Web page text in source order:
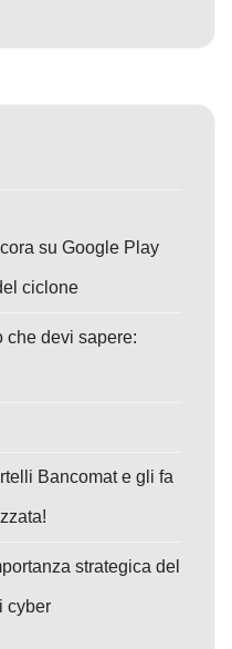
su Google Play
ciclone
che devi sapere:
Bancomat e gli fa
strategica del
cyber